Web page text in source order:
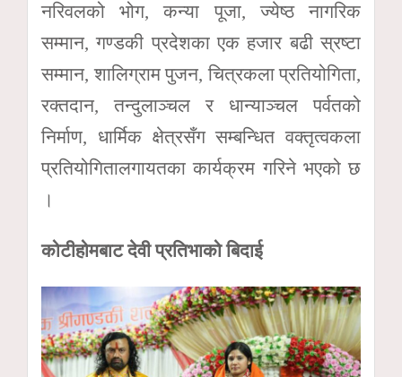
नरिवलको भोग, कन्या पूजा, ज्येष्ठ नागरिक
सम्मान, गण्डकी प्रदेशका एक हजार बढी स्रष्टा
सम्मान, शालिग्राम पुजन, चित्रकला प्रतियोगिता,
रक्तदान, तन्दुलाञ्चल र धान्याञ्चल पर्वतको
निर्माण, धार्मिक क्षेत्रसँग सम्बन्धित वक्तृत्वकला
प्रतियोगितालगायतका कार्यक्रम गरिने भएको छ
।
कोटीहोमबाट देवी प्रतिभाको बिदाई